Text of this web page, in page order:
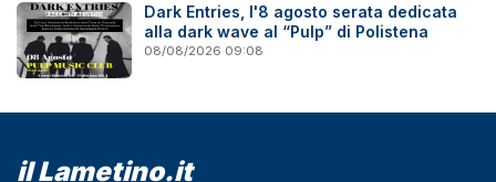
Dark Entries, l'8 agosto serata dedicata
alla dark wave al “Pulp” di Polistena
08/08/2026 09:08
il Lametino.it